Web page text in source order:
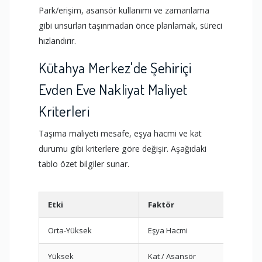
Park/erişim, asansör kullanımı ve zamanlama
gibi unsurları taşınmadan önce planlamak, süreci
hızlandırır.
Kütahya Merkez'de Şehiriçi
Evden Eve Nakliyat Maliyet
Kriterleri
Taşıma maliyeti mesafe, eşya hacmi ve kat
durumu gibi kriterlere göre değişir. Aşağıdaki
tablo özet bilgiler sunar.
Etki Faktör
Orta-Yüksek Eşya Hacmi
Yüksek Kat / Asansör